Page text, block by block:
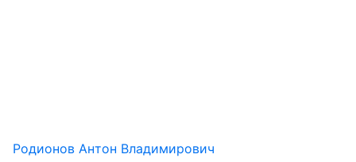
Родионов Антон Владимирович